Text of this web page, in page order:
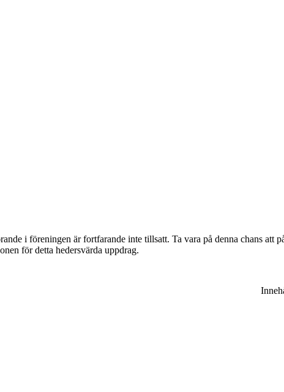
i föreningen är fortfarande inte tillsatt. Ta vara på denna chans att
för detta hedersvärda uppdrag.